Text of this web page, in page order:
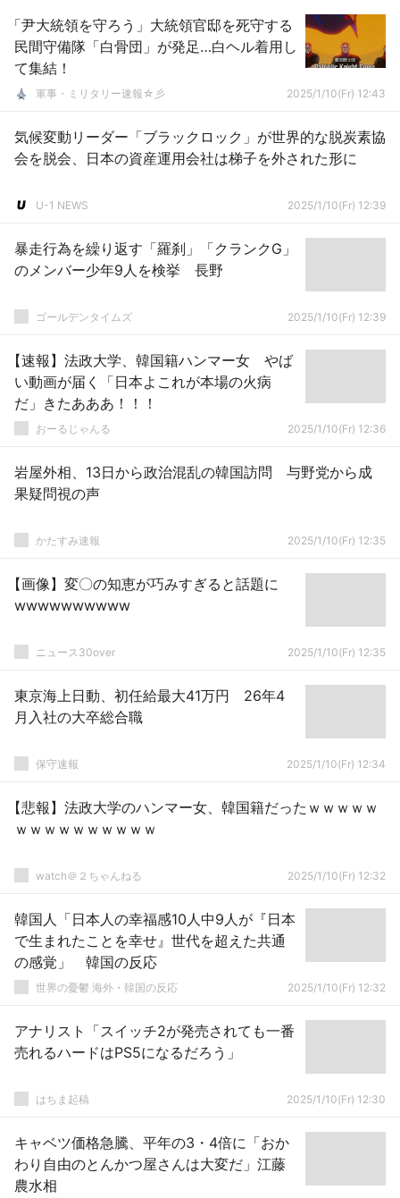
「尹大統領を守ろう」大統領官邸を死守する
民間守備隊「白骨団」が発足…白ヘル着用し
て集結！
軍事・ミリタリー速報☆彡 2025/1/10(Fr) 12:43
気候変動リーダー「ブラックロック」が世界的な脱炭素協
会を脱会、日本の資産運用会社は梯子を外された形に
U-1 NEWS 2025/1/10(Fr) 12:39
暴走行為を繰り返す「羅刹」「クランクG」
のメンバー少年9人を検挙 長野
ゴールデンタイムズ 2025/1/10(Fr) 12:39
【速報】法政大学、韓国籍ハンマー女 やば
い動画が届く「日本よこれが本場の火病
だ」きたあああ！！！
おーるじゃんる 2025/1/10(Fr) 12:36
岩屋外相、13日から政治混乱の韓国訪問 与野党から成
果疑問視の声
かたすみ速報 2025/1/10(Fr) 12:35
【画像】変〇の知恵が巧みすぎると話題に
wwwwwwwwww
ニュース30over 2025/1/10(Fr) 12:35
東京海上日動、初任給最大41万円 26年4
月入社の大卒総合職
保守速報 2025/1/10(Fr) 12:34
【悲報】法政大学のハンマー女、韓国籍だったｗｗｗｗｗ
ｗｗｗｗｗｗｗｗｗｗ
watch＠２ちゃんねる 2025/1/10(Fr) 12:32
韓国人「日本人の幸福感10人中9人が『日本
で生まれたことを幸せ』世代を超えた共通
の感覚」 韓国の反応
世界の憂鬱 海外・韓国の反応 2025/1/10(Fr) 12:32
アナリスト「スイッチ2が発売されても一番
売れるハードはPS5になるだろう」
はちま起稿 2025/1/10(Fr) 12:30
キャベツ価格急騰、平年の3・4倍に「おか
わり自由のとんかつ屋さんは大変だ」江藤
農水相